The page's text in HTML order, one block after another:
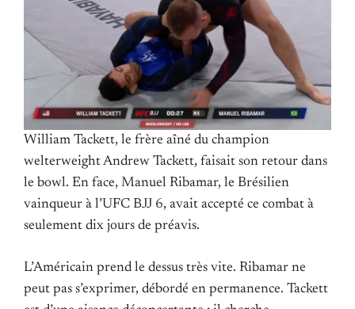
William Tackett, le frère aîné du champion
welterweight Andrew Tackett, faisait son retour dans
le bowl. En face, Manuel Ribamar, le Brésilien
vainqueur à l’UFC BJJ 6, avait accepté ce combat à
seulement dix jours de préavis.
L’Américain prend le dessus très vite. Ribamar ne
peut pas s’exprimer, débordé en permanence. Tackett